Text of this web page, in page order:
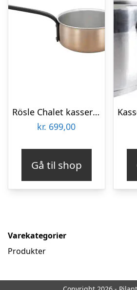
Rösle Chalet kasserolle kobber/sort – 1,5 liter
kr. 699,00
Gå til shop
Varekategorier
Produkter